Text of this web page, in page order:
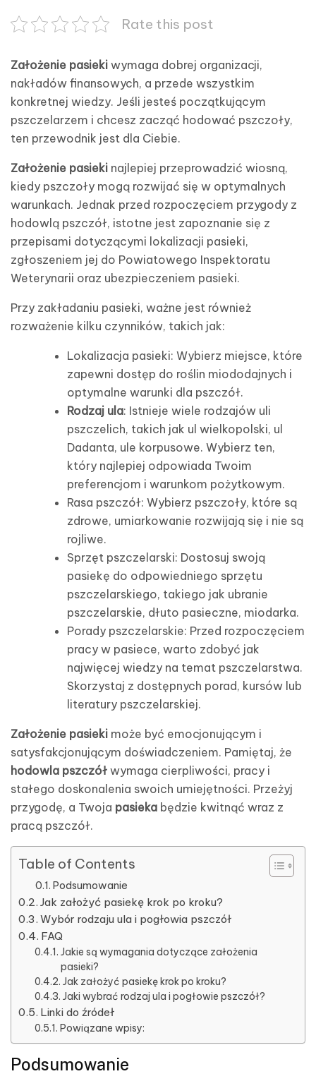
Rate this post
Założenie pasieki wymaga dobrej organizacji,
nakładów finansowych, a przede wszystkim
konkretnej wiedzy. Jeśli jesteś początkującym
pszczelarzem i chcesz zacząć hodować pszczoły,
ten przewodnik jest dla Ciebie.
Założenie pasieki najlepiej przeprowadzić wiosną,
kiedy pszczoły mogą rozwijać się w optymalnych
warunkach. Jednak przed rozpoczęciem przygody z
hodowlą pszczół, istotne jest zapoznanie się z
przepisami dotyczącymi lokalizacji pasieki,
zgłoszeniem jej do Powiatowego Inspektoratu
Weterynarii oraz ubezpieczeniem pasieki.
Przy zakładaniu pasieki, ważne jest również
rozważenie kilku czynników, takich jak:
Lokalizacja pasieki: Wybierz miejsce, które
zapewni dostęp do roślin miododajnych i
optymalne warunki dla pszczół.
Rodzaj ula: Istnieje wiele rodzajów uli
pszczelich, takich jak ul wielkopolski, ul
Dadanta, ule korpusowe. Wybierz ten,
który najlepiej odpowiada Twoim
preferencjom i warunkom pożytkowym.
Rasa pszczół: Wybierz pszczoły, które są
zdrowe, umiarkowanie rozwijają się i nie są
rojliwe.
Sprzęt pszczelarski: Dostosuj swoją
pasiekę do odpowiedniego sprzętu
pszczelarskiego, takiego jak ubranie
pszczelarskie, dłuto pasieczne, miodarka.
Porady pszczelarskie: Przed rozpoczęciem
pracy w pasiece, warto zdobyć jak
najwięcej wiedzy na temat pszczelarstwa.
Skorzystaj z dostępnych porad, kursów lub
literatury pszczelarskiej.
Założenie pasieki może być emocjonującym i
satysfakcjonującym doświadczeniem. Pamiętaj, że
hodowla pszczół wymaga cierpliwości, pracy i
stałego doskonalenia swoich umiejętności. Przeżyj
przygodę, a Twoja pasieka będzie kwitnąć wraz z
pracą pszczół.
Table of Contents
Podsumowanie
Jak założyć pasiekę krok po kroku?
Wybór rodzaju ula i pogłowia pszczół
FAQ
Jakie są wymagania dotyczące założenia
pasieki?
Jak założyć pasiekę krok po kroku?
Jaki wybrać rodzaj ula i pogłowie pszczół?
Linki do źródeł
Powiązane wpisy:
Podsumowanie